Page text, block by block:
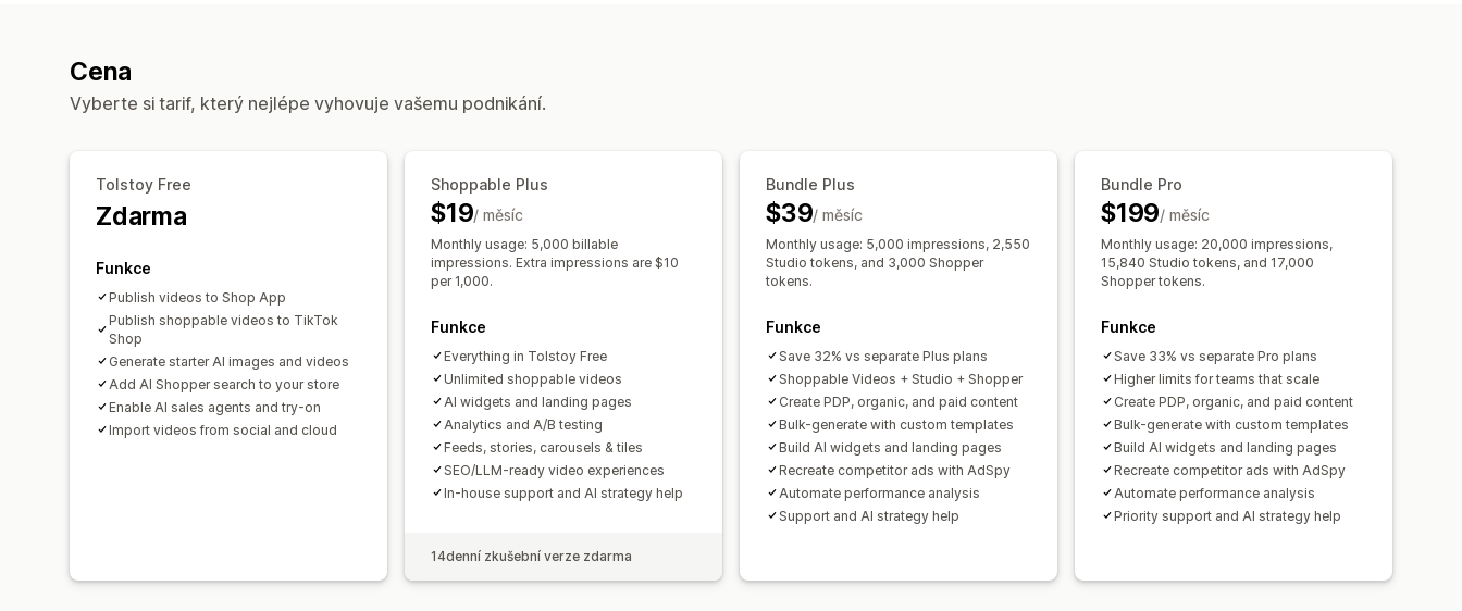
Responzivní design pro mobilní zařízení
Vlastní rozvržení
Sledování zapojení
Cena
Vyberte si tarif, který nejlépe vyhovuje vašemu podnikání.
Tolstoy Free
Zdarma
Funkce
Publish videos to Shop App
Publish shoppable videos to TikTok
Shop
Generate starter AI images and videos
Add AI Shopper search to your store
Enable AI sales agents and try-on
Import videos from social and cloud
Shoppable Plus
$19/ měsíc
Monthly usage: 5,000 billable
impressions. Extra impressions are $10
per 1,000.
Funkce
Everything in Tolstoy Free
Unlimited shoppable videos
AI widgets and landing pages
Analytics and A/B testing
Feeds, stories, carousels & tiles
SEO/LLM-ready video experiences
In-house support and AI strategy help
14denní zkušební verze zdarma
Bundle Plus
$39/ měsíc
Monthly usage: 5,000 impressions, 2,550
Studio tokens, and 3,000 Shopper
tokens.
Funkce
Save 32% vs separate Plus plans
Shoppable Videos + Studio + Shopper
Create PDP, organic, and paid content
Bulk-generate with custom templates
Build AI widgets and landing pages
Recreate competitor ads with AdSpy
Automate performance analysis
Support and AI strategy help
Bundle Pro
$199/ měsíc
Monthly usage: 20,000 impressions,
15,840 Studio tokens, and 17,000
Shopper tokens.
Funkce
Save 33% vs separate Pro plans
Higher limits for teams that scale
Create PDP, organic, and paid content
Bulk-generate with custom templates
Build AI widgets and landing pages
Recreate competitor ads with AdSpy
Automate performance analysis
Priority support and AI strategy help